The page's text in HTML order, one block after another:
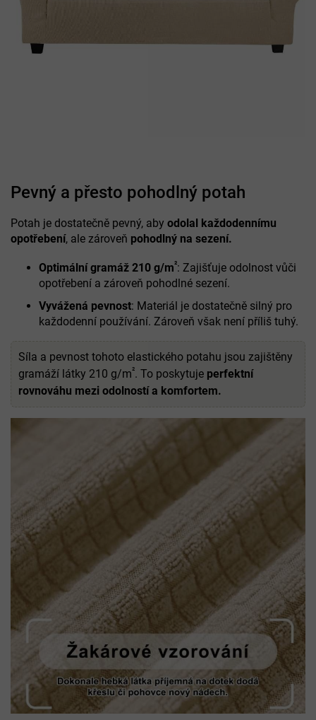
Pevný a přesto pohodlný potah
Potah je dostatečně pevný, aby odolal každodennímu
opotřebení, ale zároveň pohodlný na sezení.
Optimální gramáž 210 g/m²: Zajišťuje odolnost vůči
opotřebení a zároveň pohodlné sezení.
Vyvážená pevnost: Materiál je dostatečně silný pro
každodenní používání. Zároveň však není příliš tuhý.
Síla a pevnost tohoto elastického potahu jsou zajištěny
gramáží látky 210 g/m². To poskytuje perfektní
rovnováhu mezi odolností a komfortem.